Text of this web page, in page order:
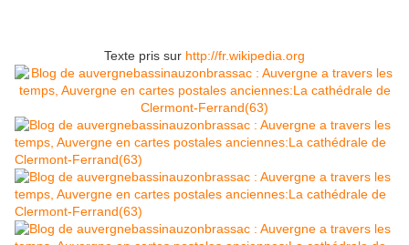
Texte pris sur http://fr.wikipedia.org